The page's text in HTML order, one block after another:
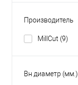
Производитель
MillCut (9)
Вн диаметр (мм.)